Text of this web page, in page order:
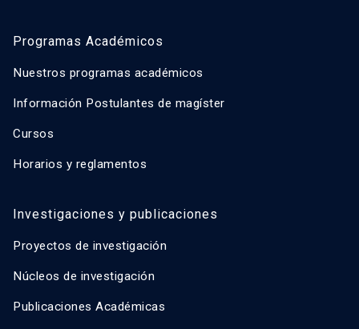
Programas Académicos
Nuestros programas académicos
Información Postulantes de magíster
Cursos
Horarios y reglamentos
Investigaciones y publicaciones
Proyectos de investigación
Núcleos de investigación
Publicaciones Académicas